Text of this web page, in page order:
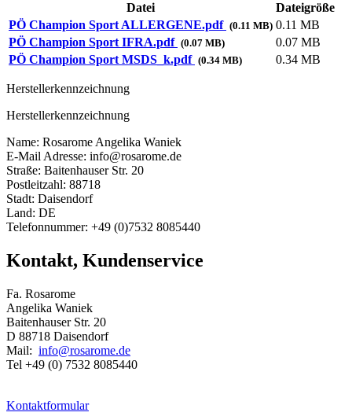
Datei
Dateigröße
PÖ Champion Sport ALLERGENE.pdf (0.11 MB) 0.11 MB
PÖ Champion Sport IFRA.pdf (0.07 MB)
0.07 MB
PÖ Champion Sport MSDS_k.pdf (0.34 MB) 0.34 MB
Herstellerkennzeichnung
Herstellerkennzeichnung
Name: Rosarome Angelika Waniek
E-Mail Adresse: info@rosarome.de
Straße: Baitenhauser Str. 20
Postleitzahl: 88718
Stadt: Daisendorf
Land: DE
Telefonnummer: +49 (0)7532 8085440
Kontakt, Kundenservice
Fa. Rosarome
Angelika Waniek
Baitenhauser Str. 20
D 88718 Daisendorf
Mail: info@rosarome.de
Tel +49 (0) 7532 8085440
Kontaktformular